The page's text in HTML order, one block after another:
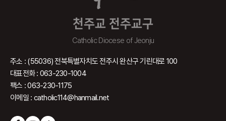
천주교 전주교구
Catholic Diocese of Jeonju
주소 : (55036) 전북특별자치도 전주시 완산구 기린대로 100
대표전화 : 063-230-1004
팩스 : 063-230-1175
이메일 : catholic114@hanmail.net